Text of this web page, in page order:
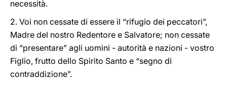
necessità.
2. Voi non cessate di essere il “rifugio dei peccatori”,
Madre del nostro Redentore e Salvatore; non cessate
di “presentare” agli uomini - autorità e nazioni - vostro
Figlio, frutto dello Spirito Santo e “segno di
contraddizione”.